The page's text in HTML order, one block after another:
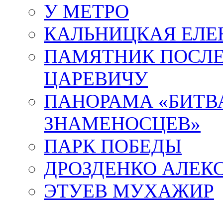
У МЕТРО
КАЛЬНИЦКАЯ
ПАМЯТНИК
ЦАРЕВИЧУ
ПАНОРАМА
ЗНАМЕНОСЦЕВ»
ПАРК ПОБЕДЫ
ДРОЗДЕНКО
ЭТУЕВ МУХАЖИР